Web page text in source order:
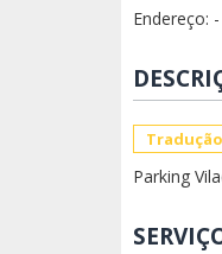
Endereço:
Parking